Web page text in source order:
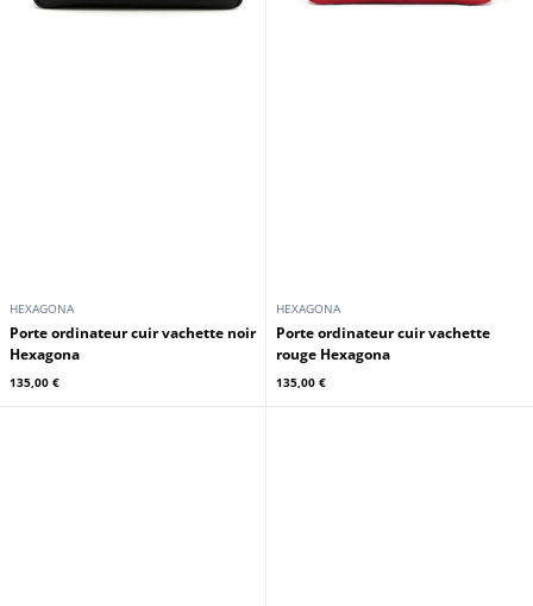
HEXAGONA
Porte ordinateur cuir vachette noir
Hexagona
135,00 €
HEXAGONA
Porte ordinateur cuir vachette
rouge Hexagona
135,00 €